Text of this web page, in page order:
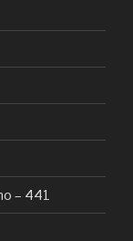
– 441